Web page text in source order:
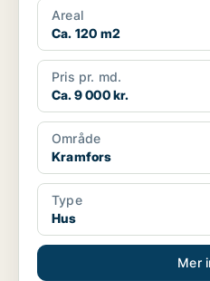
Areal
Ca. 120 m2
Pris pr. md.
Ca. 9 000 kr.
Område
Kramfors
Type
Hus
Mer